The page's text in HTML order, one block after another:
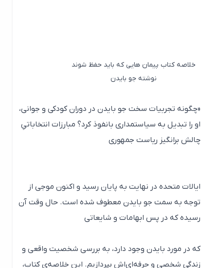
خلاصه کتاب پیمان هایی که باید حفظ شوند
نوشته جو بایدن
«چگونه تجربیات سخت جو بایدن در دوران کودکی و جوانی،
او را تبدیل به سیاستمداری بانفوذ کرد؟ مبارزات انتخاباتیِ
چالش ‌برانگیز ریاست جمهوری
ایالات متحده در نهایت به پایان رسید و اکنون موجی از
توجه به سمت جو بایدن معطوف شده است. حال وقت آن
رسیده که در پس ابهامات و شایعاتی
که در مورد بایدن وجود دارد، به بررسی شخصیت واقعی و
زندگی شخصی و حرفه‌ای‌اش بپردازیم. این خلاصه‌ی کتاب،